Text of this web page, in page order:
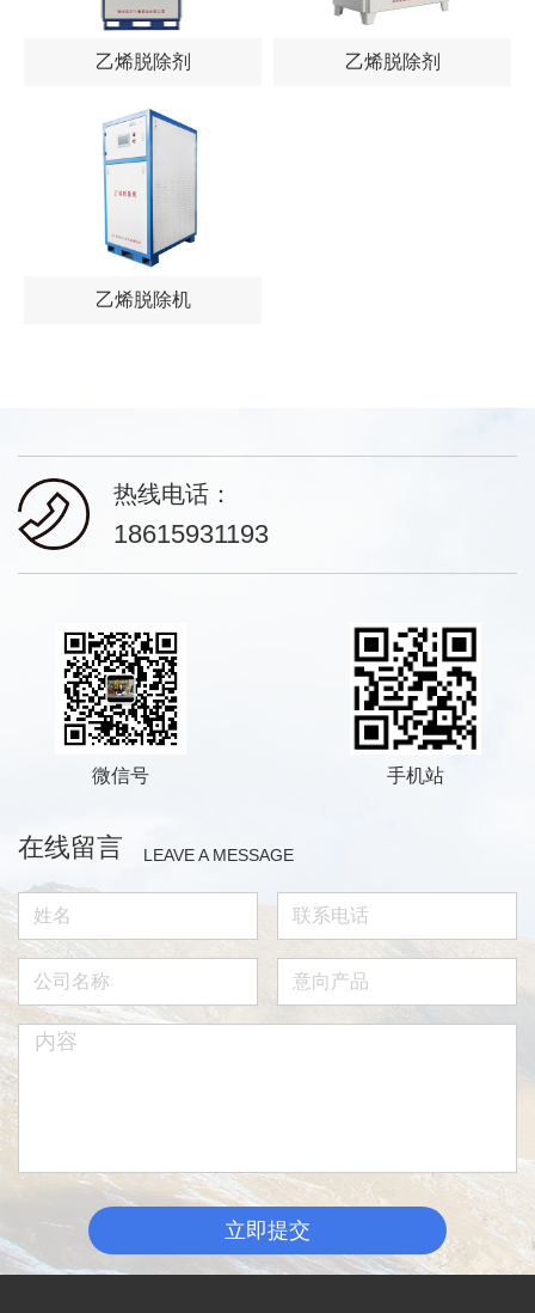
乙烯脱除剂 乙烯脱除剂
乙烯脱除机
热线电话：
18615931193
微信号 手机站
在线留言 LEAVE A MESSAGE
立即提交